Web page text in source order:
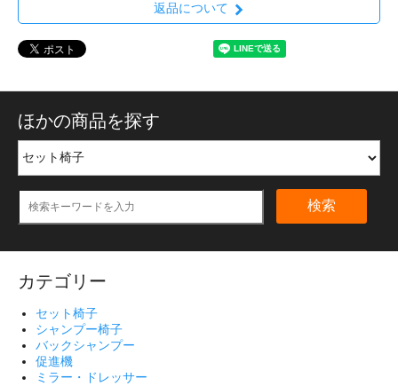
返品について
ほかの商品を探す
検索
カテゴリー
セット椅子
シャンプー椅子
バックシャンプー
促進機
ミラー・ドレッサー